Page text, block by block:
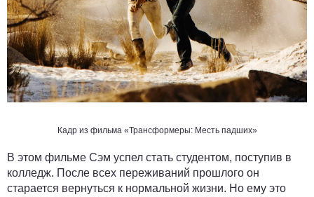
Кадр из фильма «Трансформеры: Месть падших»
В этом фильме Сэм успел стать студентом, поступив в
колледж. После всех переживаний прошлого он
старается вернуться к нормальной жизни. Но ему это